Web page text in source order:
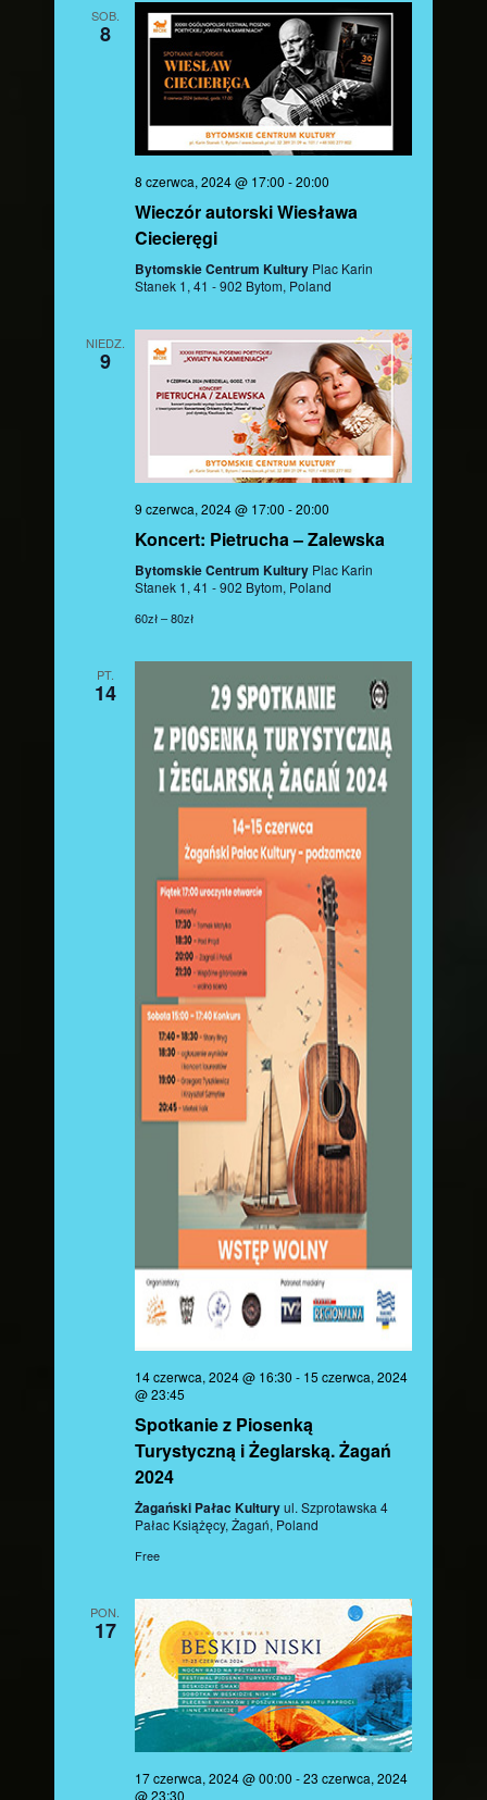
SOB.
8
8 czerwca, 2024 @ 17:00 -20:00
Wieczór autorski Wiesława
Ciecieręgi
Bytomskie Centrum Kultury Plac Karin
Stanek 1, 41 - 902 Bytom, Poland
NIEDZ.
9
9 czerwca, 2024 @ 17:00 -20:00
Koncert: Pietrucha – Zalewska
Bytomskie Centrum Kultury Plac Karin
Stanek 1, 41 - 902 Bytom, Poland
60zł – 80zł
PT.
14
14 czerwca, 2024 @ 16:30 - 15 czerwca, 2024
@ 23:45
Spotkanie z Piosenką
Turystyczną i Żeglarską. Żagań
2024
Żagański Pałac Kulturyul. Szprotawska 4
Pałac Książęcy, Żagań, Poland
Free
PON.
17
17 czerwca, 2024 @ 00:00 -23 czerwca, 2024
@ 23:30